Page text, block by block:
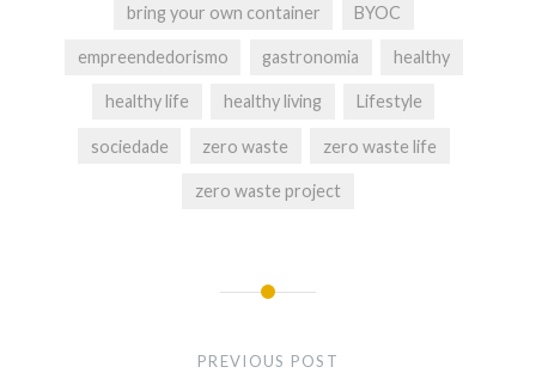
bring your own container BYOC
empreendedorismo gastronomia healthy
healthy life healthy living Lifestyle
sociedade zero waste zero waste life
zero waste project
PREVIOUS POST